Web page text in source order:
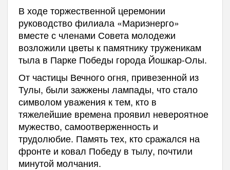
В ходе торжественной церемонии
руководство филиала «Мариэнерго»
вместе с членами Совета молодежи
возложили цветы к памятнику труженикам
тыла в Парке Победы города Йошкар-Олы.
От частицы Вечного огня, привезенной из
Тулы, были зажжены лампады, что стало
символом уважения к тем, кто в
тяжелейшие времена проявил невероятное
мужество, самоотверженность и
трудолюбие. Память тех, кто сражался на
фронте и ковал Победу в тылу, почтили
минутой молчания.